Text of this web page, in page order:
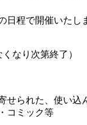
日程で開催いたし
次第終了）
られた、使い込
ミック等